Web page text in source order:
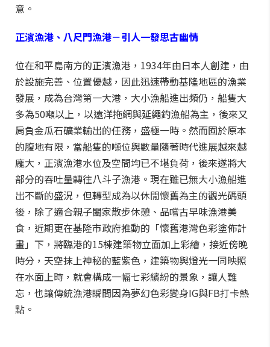
意。
正濱漁港、八尺門漁港－引人一發思古幽情
位在和平島南方的正濱漁港，1934年由日本人創建，由
於設施完善、位置優越，因此迅速帶動基隆地區的漁業
發展，成為台灣第一大港，大小漁船進出頻仍，船隻大
多為50噸以上，以遠洋拖網與延繩釣漁船為主，後來又
肩負金瓜石礦業輸出的任務，盛極一時。然而囿於原本
的腹地有限，當船隻的噸位與數量隨著時代進展越來越
龐大，正濱漁港水位及空間均已不堪負荷，後來遂將大
部分的吞吐量轉往八斗子漁港。現在雖已無大小漁船進
出不斷的盛況，但轉型成為以休閒懷舊為主的觀光碼頭
後，除了適合親子闔家散步休憩、品嚐古早味漁港美
食，近期更在基隆市政府推動的「懷舊港灣色彩塗佈計
畫」下，將臨港的15棟建築物立面加上彩繪，接近傍晚
時分，天空抹上神秘的藍紫色，建築物與燈光一同映照
在水面上時，就會構成一幅七彩繽紛的景象，讓人難
忘，也讓傳統漁港瞬間因為夢幻色彩變身IG與FB打卡熱
點。